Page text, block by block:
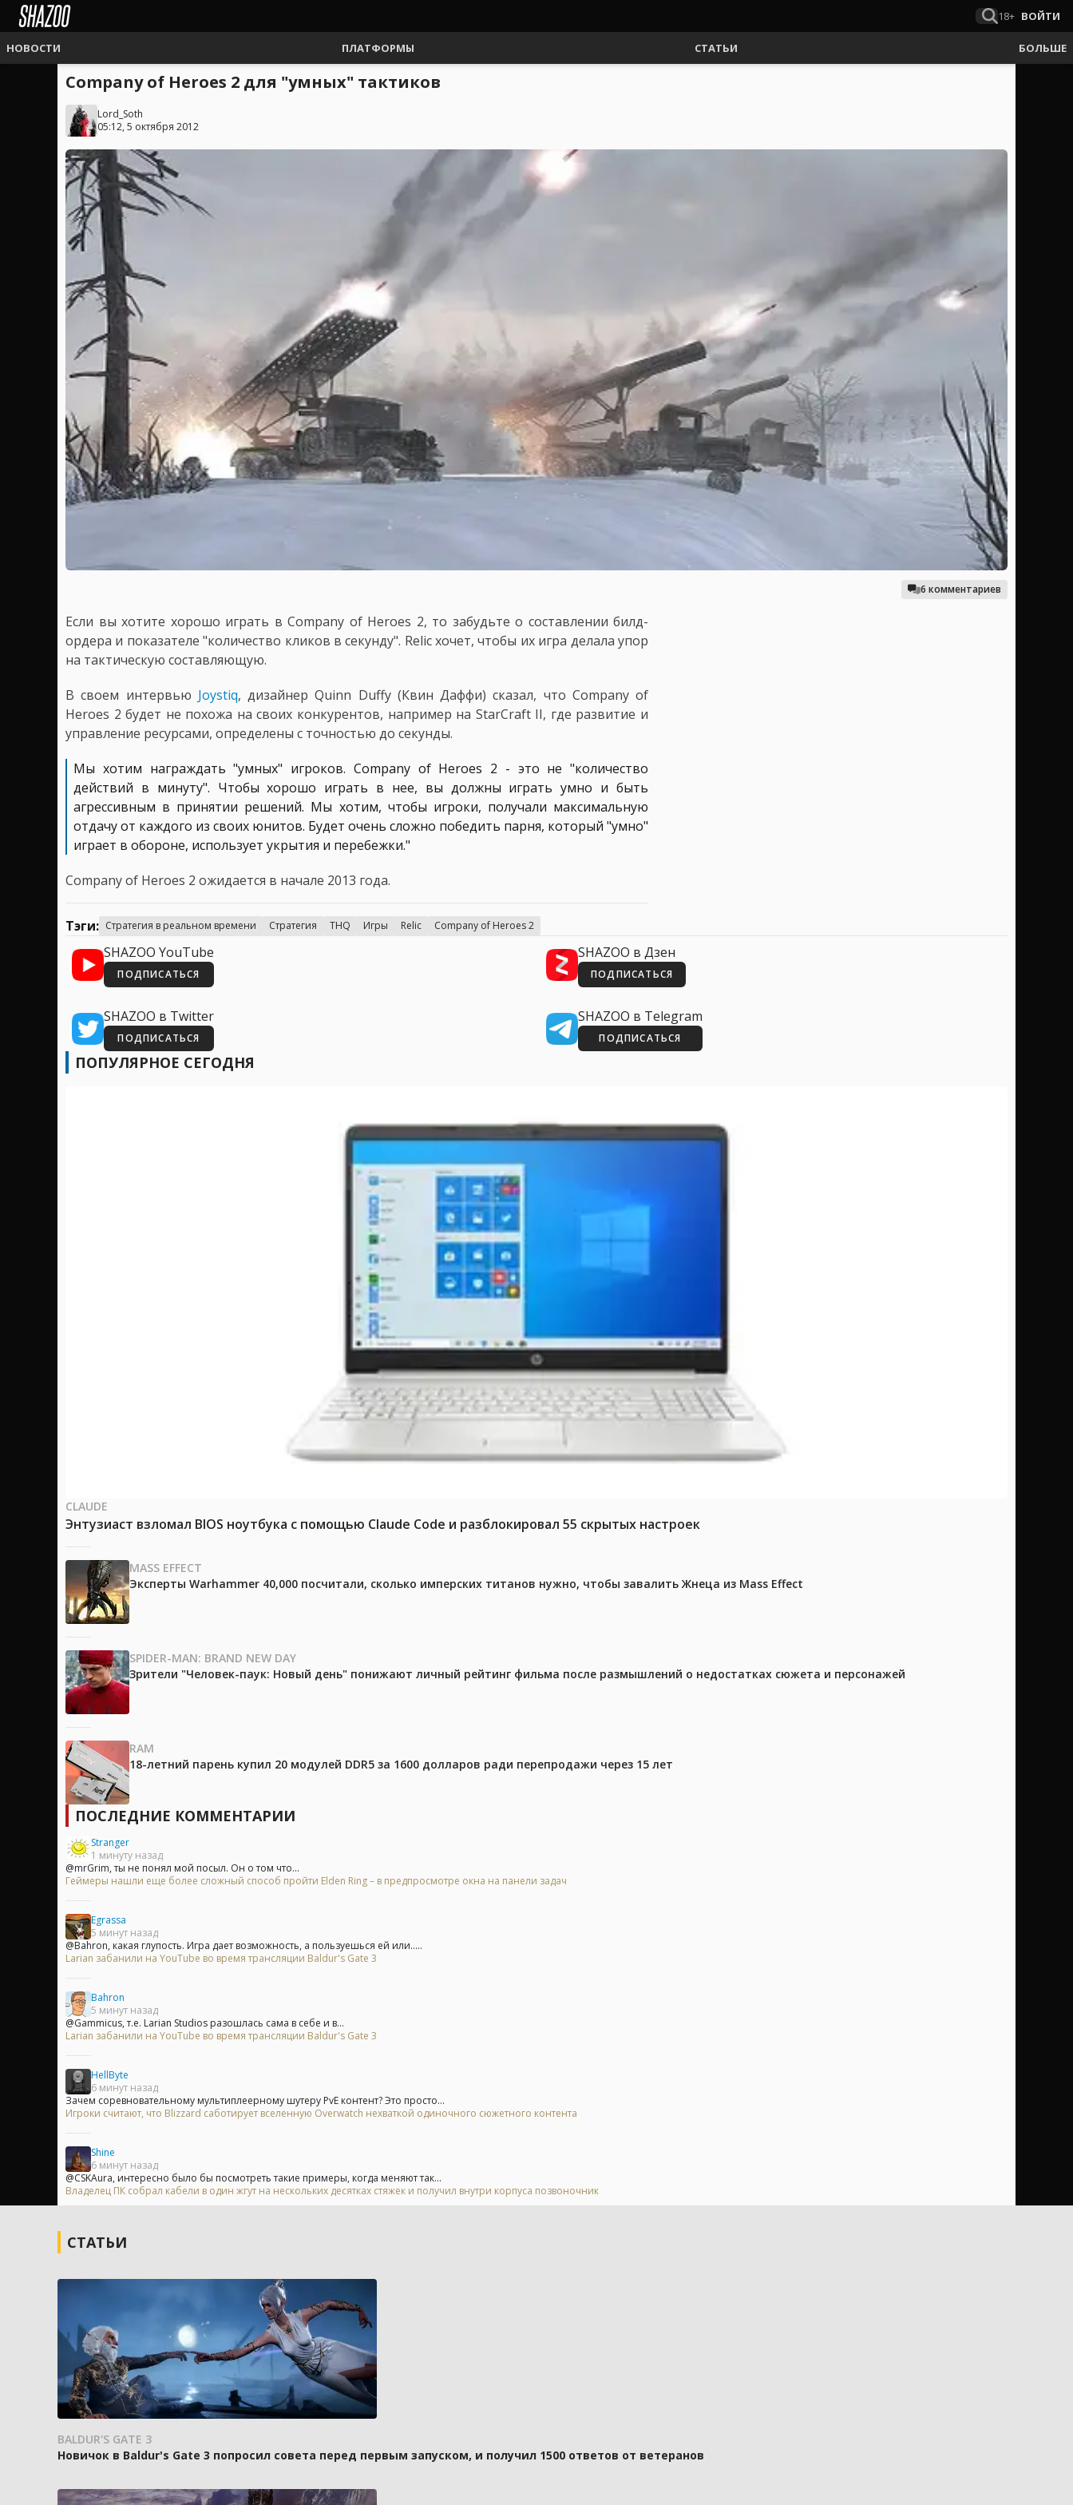
18+ ВОЙТИ
НОВОСТИ ПЛАТФОРМЫ СТАТЬИ БОЛЬШЕ
Company of Heroes 2 для "умных" тактиков
Lord_Soth
05:12, 5 октября 2012
6 комментариев
Если вы хотите хорошо играть в Company of Heroes 2, то забудьте о составлении билд-
ордера и показателе "количество кликов в секунду". Relic хочет, чтобы их игра делала упор
на тактическую составляющую.
В своем интервью Joystiq, дизайнер Quinn Duffy (Квин Даффи) сказал, что Company of
Heroes 2 будет не похожа на своих конкурентов, например на StarCraft II, где развитие и
управление ресурсами, определены с точностью до секунды.
Мы хотим награждать "умных" игроков. Company of Heroes 2 - это не "количество
действий в минуту". Чтобы хорошо играть в нее, вы должны играть умно и быть
агрессивным в принятии решений. Мы хотим, чтобы игроки, получали максимальную
отдачу от каждого из своих юнитов. Будет очень сложно победить парня, который "умно"
играет в обороне, использует укрытия и перебежки."
Company of Heroes 2 ожидается в начале 2013 года.
Тэги: Стратегия в реальном времени Стратегия THQ Игры Relic Company of Heroes 2
SHAZOO YouTube
ПОДПИСАТЬСЯ
SHAZOO в Дзен
ПОДПИСАТЬСЯ
SHAZOO в Twitter
ПОДПИСАТЬСЯ
SHAZOO в Telegram
ПОДПИСАТЬСЯ
ПОПУЛЯРНОЕ СЕГОДНЯ
CLAUDE
Энтузиаст взломал BIOS ноутбука с помощью Claude Code и разблокировал 55 скрытых настроек
MASS EFFECT
Эксперты Warhammer 40,000 посчитали, сколько имперских титанов нужно, чтобы завалить Жнеца из Mass Effect
SPIDER-MAN: BRAND NEW DAY
Зрители "Человек-паук: Новый день" понижают личный рейтинг фильма после размышлений о недостатках сюжета и персонажей
RAM
18-летний парень купил 20 модулей DDR5 за 1600 долларов ради перепродажи через 15 лет
ПОСЛЕДНИЕ КОММЕНТАРИИ
Stranger
1 минуту назад
@mrGrim, ты не понял мой посыл. Он о том что...
Геймеры нашли еще более сложный способ пройти Elden Ring – в предпросмотре окна на панели задач
Egrassa
5 минут назад
@Bahron, какая глупость. Игра дает возможность, а пользуешься ей или.....
Larian забанили на YouTube во время трансляции Baldur's Gate 3
Bahron
5 минут назад
@Gammicus, т.е. Larian Studios разошлась сама в себе и в...
Larian забанили на YouTube во время трансляции Baldur's Gate 3
HellByte
6 минут назад
Зачем соревновательному мультиплеерному шутеру PvE контент? Это просто...
Игроки считают, что Blizzard саботирует вселенную Overwatch нехваткой одиночного сюжетного контента
Shine
6 минут назад
@CSKAura, интересно было бы посмотреть такие примеры, когда меняют так...
Владелец ПК собрал кабели в один жгут на нескольких десятках стяжек и получил внутри корпуса позвоночник
СТАТЬИ
BALDUR'S GATE 3
Новичок в Baldur's Gate 3 попросил совета перед первым запуском, и получил 1500 ответов от ветеранов